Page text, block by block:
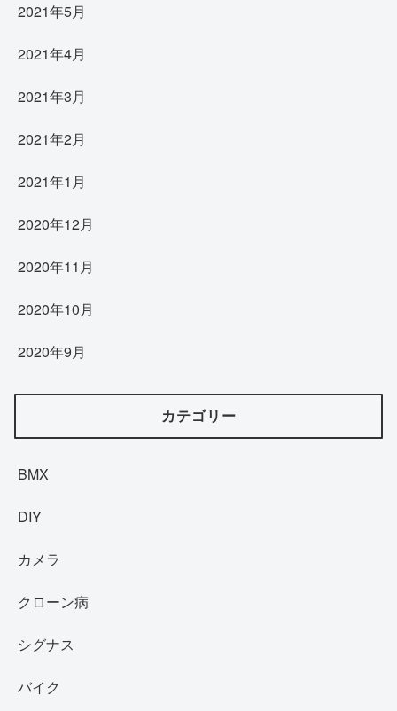
2021年5月
2021年4月
2021年3月
2021年2月
2021年1月
2020年12月
2020年11月
2020年10月
2020年9月
カテゴリー
BMX
DIY
カメラ
クローン病
シグナス
バイク